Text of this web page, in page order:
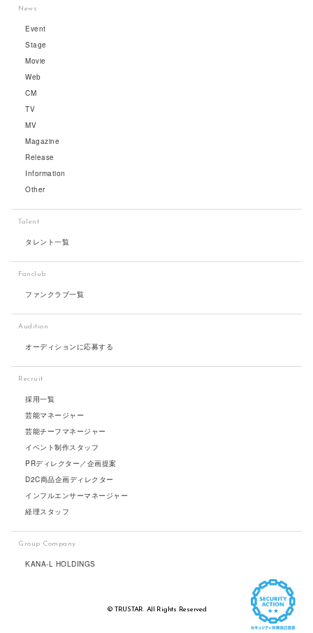
News
Event
Stage
Movie
Web
CM
TV
MV
Magazine
Release
Information
Other
Talent
タレント一覧
Fanclub
ファンクラブ一覧
Audition
オーディションに応募する
Recruit
採用一覧
芸能マネージャー
芸能チーフマネージャー
イベント制作スタッフ
PRディレクター／企画提案
D2C商品企画ディレクター
インフルエンサーマネージャー
経理スタッフ
Group Company
KANA-L HOLDINGS
© TRUSTAR. All Rights Reserved